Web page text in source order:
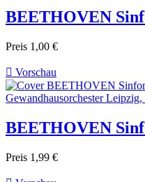
BEETHOVEN
Preis 1,00 €
 Vorschau
BEETHOVEN
Preis 1,99 €